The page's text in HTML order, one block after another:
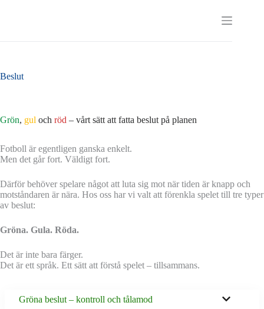
Beslut
Grön, gul och röd – vårt sätt att fatta beslut på planen
Fotboll är egentligen ganska enkelt.
Men det går fort. Väldigt fort.
Därför behöver spelare något att luta sig mot när tiden är knapp och
motståndaren är nära. Hos oss har vi valt att förenkla spelet till tre typer
av beslut:
Gröna. Gula. Röda.
Det är inte bara färger.
Det är ett språk. Ett sätt att förstå spelet – tillsammans.
Gröna beslut – kontroll och tålamod